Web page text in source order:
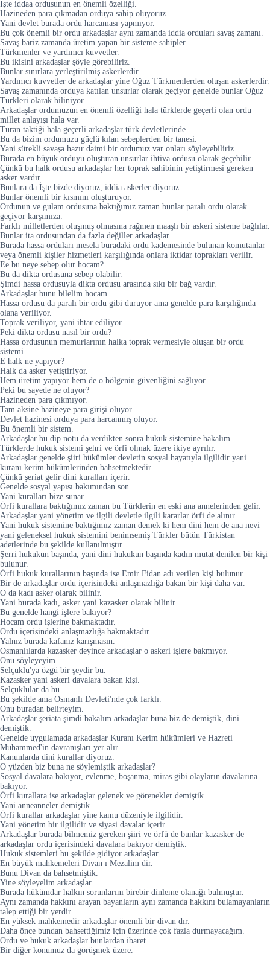
İşte iddaa ordusunun en önemli özelliği.
Hazineden para çıkmadan orduya sahip oluyoruz.
Yani devlet burada ordu harcaması yapmıyor.
Bu çok önemli bir ordu arkadaşlar aynı zamanda iddia orduları savaş zamanı.
Savaş bariz zamanda üretim yapan bir sisteme sahipler.
Türkmenler ve yardımcı kuvvetler.
Bu ikisini arkadaşlar şöyle görebiliriz.
Bunlar sınırlara yerleştirilmiş askerlerdir.
Yardımcı kuvvetler de arkadaşlar yine Oğuz Türkmenlerden oluşan askerlerdir.
Savaş zamanında orduya katılan unsurlar olarak geçiyor genelde bunlar Oğuz
Türkleri olarak biliniyor.
Arkadaşlar ordumuzun en önemli özelliği hala türklerde geçerli olan ordu
millet anlayışı hala var.
Turan taktiği hala geçerli arkadaşlar türk devletlerinde.
Bu da bizim ordumuzu güçlü kılan sebeplerden bir tanesi.
Yani sürekli savaşa hazır daimi bir ordumuz var onları söyleyebiliriz.
Burada en büyük orduyu oluşturan unsurlar ihtiva ordusu olarak geçebilir.
Çünkü bu halk ordusu arkadaşlar her toprak sahibinin yetiştirmesi gereken
asker vardır.
Bunlara da İşte bizde diyoruz, iddia askerler diyoruz.
Bunlar önemli bir kısmını oluşturuyor.
Ordunun ve gulam ordusuna baktığımız zaman bunlar paralı ordu olarak
geçiyor karşımıza.
Farklı milletlerden oluşmuş olmasına rağmen maaşlı bir askeri sisteme bağlılar.
Bunlar ita ordusundan da fazla değiller arkadaşlar.
Burada hassa orduları mesela buradaki ordu kademesinde bulunan komutanlar
veya önemli kişiler hizmetleri karşılığında onlara iktidar toprakları verilir.
Ee bu neye sebep olur hocam?
Bu da dikta ordusuna sebep olabilir.
Şimdi hassa ordusuyla dikta ordusu arasında sıkı bir bağ vardır.
Arkadaşlar bunu bilelim hocam.
Hassa ordusu da paralı bir ordu gibi duruyor ama genelde para karşılığında
olana veriliyor.
Toprak veriliyor, yani ihtar ediliyor.
Peki dikta ordusu nasıl bir ordu?
Hassa ordusunun memurlarının halka toprak vermesiyle oluşan bir ordu
sistemi.
E halk ne yapıyor?
Halk da asker yetiştiriyor.
Hem üretim yapıyor hem de o bölgenin güvenliğini sağlıyor.
Peki bu sayede ne oluyor?
Hazineden para çıkmıyor.
Tam aksine hazineye para girişi oluyor.
Devlet hazinesi orduya para harcanmış oluyor.
Bu önemli bir sistem.
Arkadaşlar bu dip notu da verdikten sonra hukuk sistemine bakalım.
Türklerde hukuk sistemi şehri ve örfi olmak üzere ikiye ayrılır.
Arkadaşlar genelde şiiri hükümler devletin sosyal hayatıyla ilgilidir yani
kuranı kerim hükümlerinden bahsetmektedir.
Çünkü şeriat gelir dini kuralları içerir.
Genelde sosyal yapısı bakımından son.
Yani kuralları bize sunar.
Örfi kurallara baktığımız zaman bu Türklerin en eski ana annelerinden gelir.
Arkadaşlar yani yönetim ve ilgili devletle ilgili kararlar örfi de alınır.
Yani hukuk sistemine baktığımız zaman demek ki hem dini hem de ana nevi
yani geleneksel hukuk sistemini benimsemiş Türkler bütün Türkistan
adetlerinde bu şekilde kullanılmıştır.
Şerri hukukun başında, yani dini hukukun başında kadın mutat denilen bir kişi
bulunur.
Örfi hukuk kurallarının başında ise Emir Fidan adı verilen kişi bulunur.
Bir de arkadaşlar ordu içerisindeki anlaşmazlığa bakan bir kişi daha var.
O da kadı asker olarak bilinir.
Yani burada kadı, asker yani kazasker olarak bilinir.
Bu genelde hangi işlere bakıyor?
Hocam ordu işlerine bakmaktadır.
Ordu içerisindeki anlaşmazlığa bakmaktadır.
Yalnız burada kafanız karışmasın.
Osmanlılarda kazasker deyince arkadaşlar o askeri işlere bakmıyor.
Onu söyleyeyim.
Selçuklu'ya özgü bir şeydir bu.
Kazasker yani askeri davalara bakan kişi.
Selçuklular da bu.
Bu şekilde ama Osmanlı Devleti'nde çok farklı.
Onu buradan belirteyim.
Arkadaşlar şeriata şimdi bakalım arkadaşlar buna biz de demiştik, dini
demiştik.
Genelde uygulamada arkadaşlar Kuranı Kerim hükümleri ve Hazreti
Muhammed'in davranışları yer alır.
Kanunlarda dini kurallar diyoruz.
O yüzden biz buna ne söylemiştik arkadaşlar?
Sosyal davalara bakıyor, evlenme, boşanma, miras gibi olayların davalarına
bakıyor.
Örfi kurallara ise arkadaşlar gelenek ve görenekler demiştik.
Yani anneanneler demiştik.
Örfi kurallar arkadaşlar yine kamu düzeniyle ilgilidir.
Yani yönetim bir ilgilidir ve siyasi davalar içerir.
Arkadaşlar burada bilmemiz gereken şiiri ve örfü de bunlar kazasker de
arkadaşlar ordu içerisindeki davalara bakıyor demiştik.
Hukuk sistemleri bu şekilde gidiyor arkadaşlar.
En büyük mahkemeleri Divan ı Mezalim dir.
Bunu Divan da bahsetmiştik.
Yine söyleyelim arkadaşlar.
Burada hükümdar halkın sorunlarını birebir dinleme olanağı bulmuştur.
Aynı zamanda hakkını arayan bayanların aynı zamanda hakkını bulamayanların
talep ettiği bir yerdir.
En yüksek mahkemedir arkadaşlar önemli bir divan dır.
Daha önce bundan bahsettiğimiz için üzerinde çok fazla durmayacağım.
Ordu ve hukuk arkadaşlar bunlardan ibaret.
Bir diğer konumuz da görüşmek üzere.